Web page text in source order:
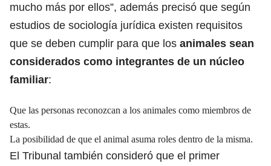
mucho más por ellos”, además precisó que según
estudios de sociología jurídica existen requisitos
que se deben cumplir para que los animales sean
considerados como integrantes de un núcleo
familiar:
Que las personas reconozcan a los animales como miembros de
estas.
La posibilidad de que el animal asuma roles dentro de la misma.
El Tribunal también consideró que el primer